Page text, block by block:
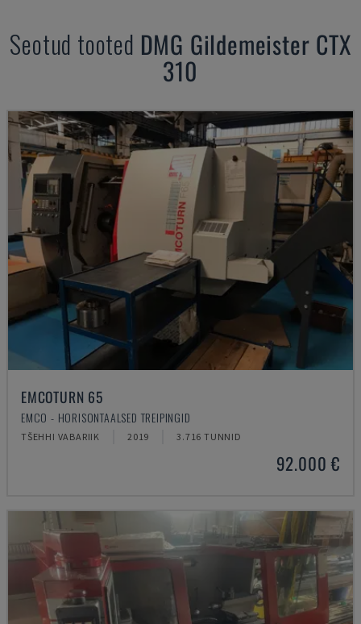
Seotud tooted DMG Gildemeister CTX
310
EMCOTURN 65
EMCO - HORISONTAALSED TREIPINGID
TŠEHHI VABARIIK 2019 3.716 TUNNID
92.000 €